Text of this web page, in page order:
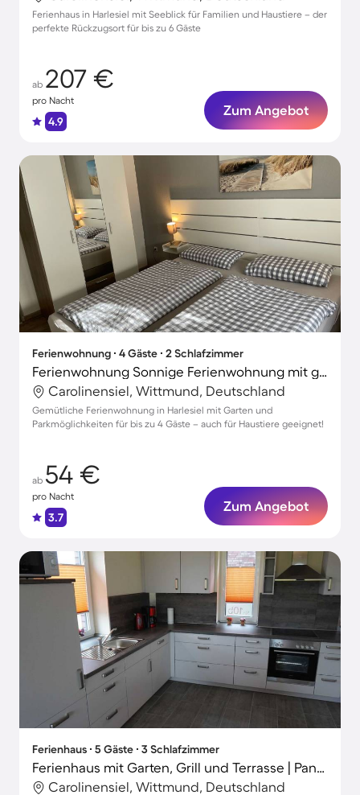
Ferienhaus in Harlesiel mit Seeblick für Familien und Haustiere – der
perfekte Rückzugsort für bis zu 6 Gäste
ab 207 €
pro Nacht
4.9
Zum Angebot
Ferienwohnung ∙ 4 Gäste ∙ 2 Schlafzimmer
Ferienwohnung Sonnige Ferienwohnung mit großem Garten
Carolinensiel, Wittmund, Deutschland
Gemütliche Ferienwohnung in Harlesiel mit Garten und
Parkmöglichkeiten für bis zu 4 Gäste – auch für Haustiere geeignet!
ab 54 €
pro Nacht
3.7
Zum Angebot
Ferienhaus ∙ 5 Gäste ∙ 3 Schlafzimmer
Ferienhaus mit Garten, Grill und Terrasse | Panoramablick
Carolinensiel, Wittmund, Deutschland